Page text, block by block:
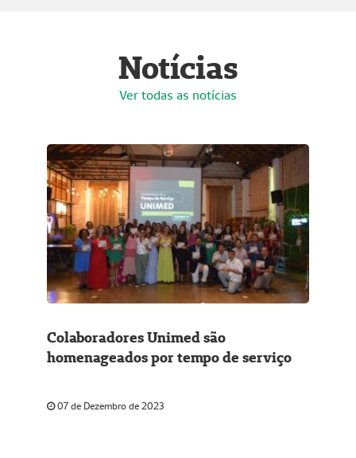
Notícias
Ver todas as notícias
Colaboradores Unimed são
homenageados por tempo de serviço
07 de Dezembro de 2023